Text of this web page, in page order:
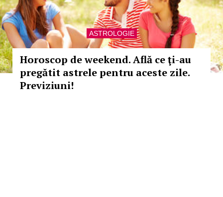
ASTROLOGIE
Horoscop de weekend. Află ce ţi-au
pregătit astrele pentru aceste zile.
Previziuni!